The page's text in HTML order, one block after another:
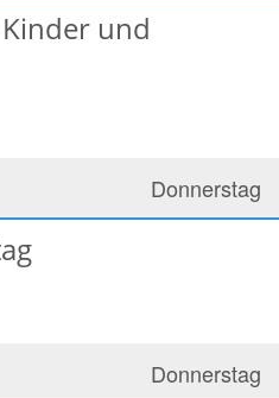
und
Donnerstag
Donnerstag